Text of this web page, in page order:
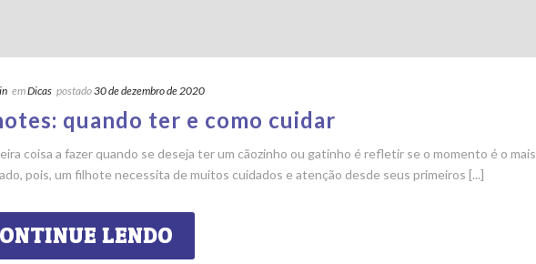
emDicas postado30 de dezembro de 2020
quando ter e como cuidar
coisa a fazer quando se deseja ter um cãozinho ou gatinho é refletir se o momento é o mais
pois, um filhote necessita de muitos cuidados e atenção desde seus primeiros [...]
LENDO